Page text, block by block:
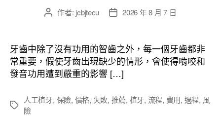
文
者
作者: jcbjtecu
文
佈
日
期
2026 年 8 月 7 日
牙齒中除了沒有功用的智齒之外，每一個牙齒都非
常重要，假使牙齒出現缺少的情形，會使得啃咬和
發音功用遭到嚴重的影響 […]
標
人工植牙, 保險, 價格, 失敗, 推薦, 植牙, 流程, 費用, 過程, 風
險